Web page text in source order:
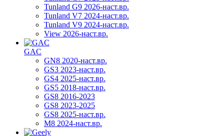
Tunland G9 2026-наст.вр.
Tunland V7 2024-наст.вр.
Tunland V9 2024-наст.вр.
View 2026-наст.вр.
GAC
GN8 2020-наст.вр.
GS3 2023-наст.вр.
GS4 2025-наст.вр.
GS5 2018-наст.вр.
GS8 2016-2023
GS8 2023-2025
GS8 2025-наст.вр.
M8 2024-наст.вр.